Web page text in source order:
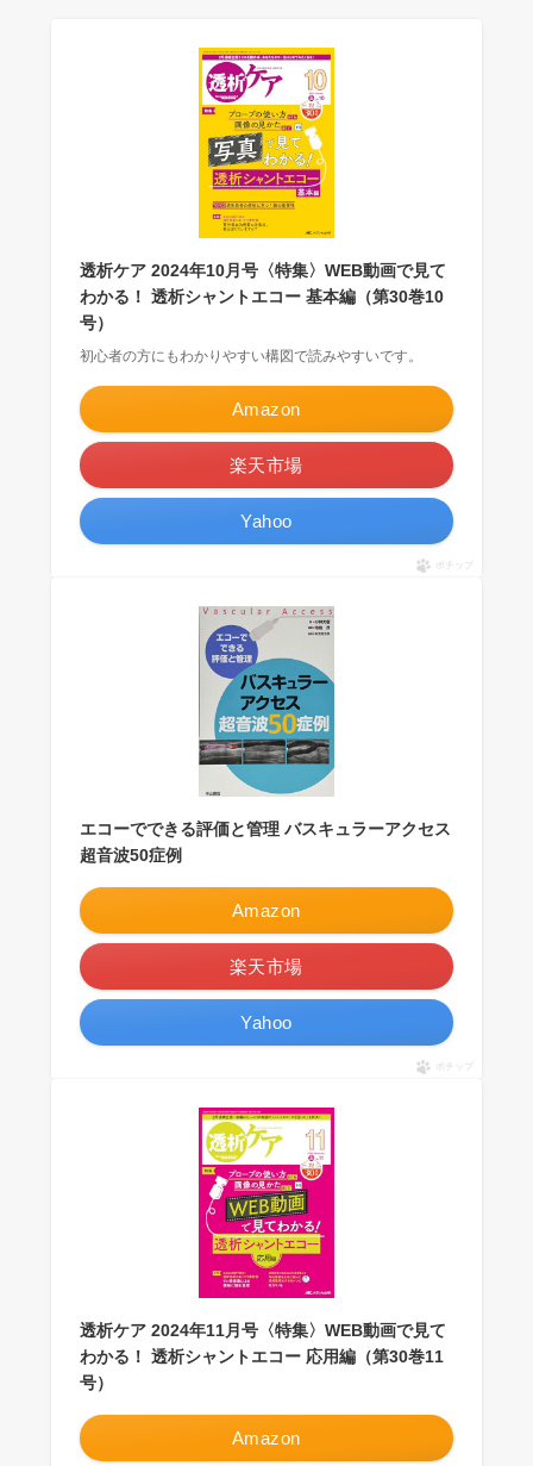
透析ケア 2024年10月号〈特集〉WEB動画で見て
わかる！ 透析シャントエコー 基本編（第30巻10
号）
初心者の方にもわかりやすい構図で読みやすいです。
Amazon
楽天市場
Yahoo
ポチップ
エコーでできる評価と管理 バスキュラーアクセス
超音波50症例
Amazon
楽天市場
Yahoo
ポチップ
透析ケア 2024年11月号〈特集〉WEB動画で見て
わかる！ 透析シャントエコー 応用編（第30巻11
号）
Amazon